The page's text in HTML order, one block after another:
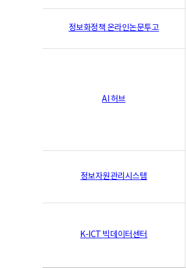
정보화정책 온라인논문투고
AI 허브
정보자원관리시스템
K-ICT 빅데이터센터